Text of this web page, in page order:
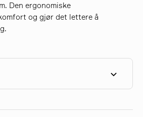
Den ergonomiske
og gjør det lettere å